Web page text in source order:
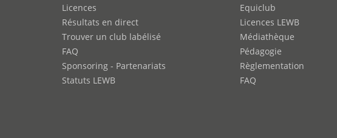
Licences
Résultats en direct
Trouver un club labélisé
FAQ
Sponsoring - Partenariats
Statuts LEWB
Equiclub
Licences LEWB
Médiathèque
Pédagogie
Règlementation
FAQ